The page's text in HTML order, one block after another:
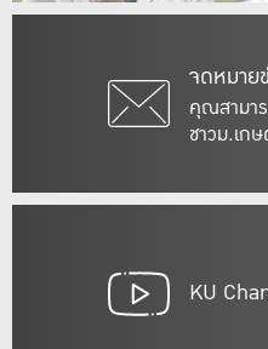
จดหมาย
คุณสามา
ชาวม.เก
KU